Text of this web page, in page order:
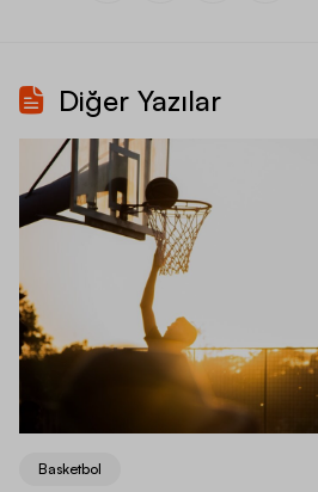
Diğer Yazılar
Basketbol